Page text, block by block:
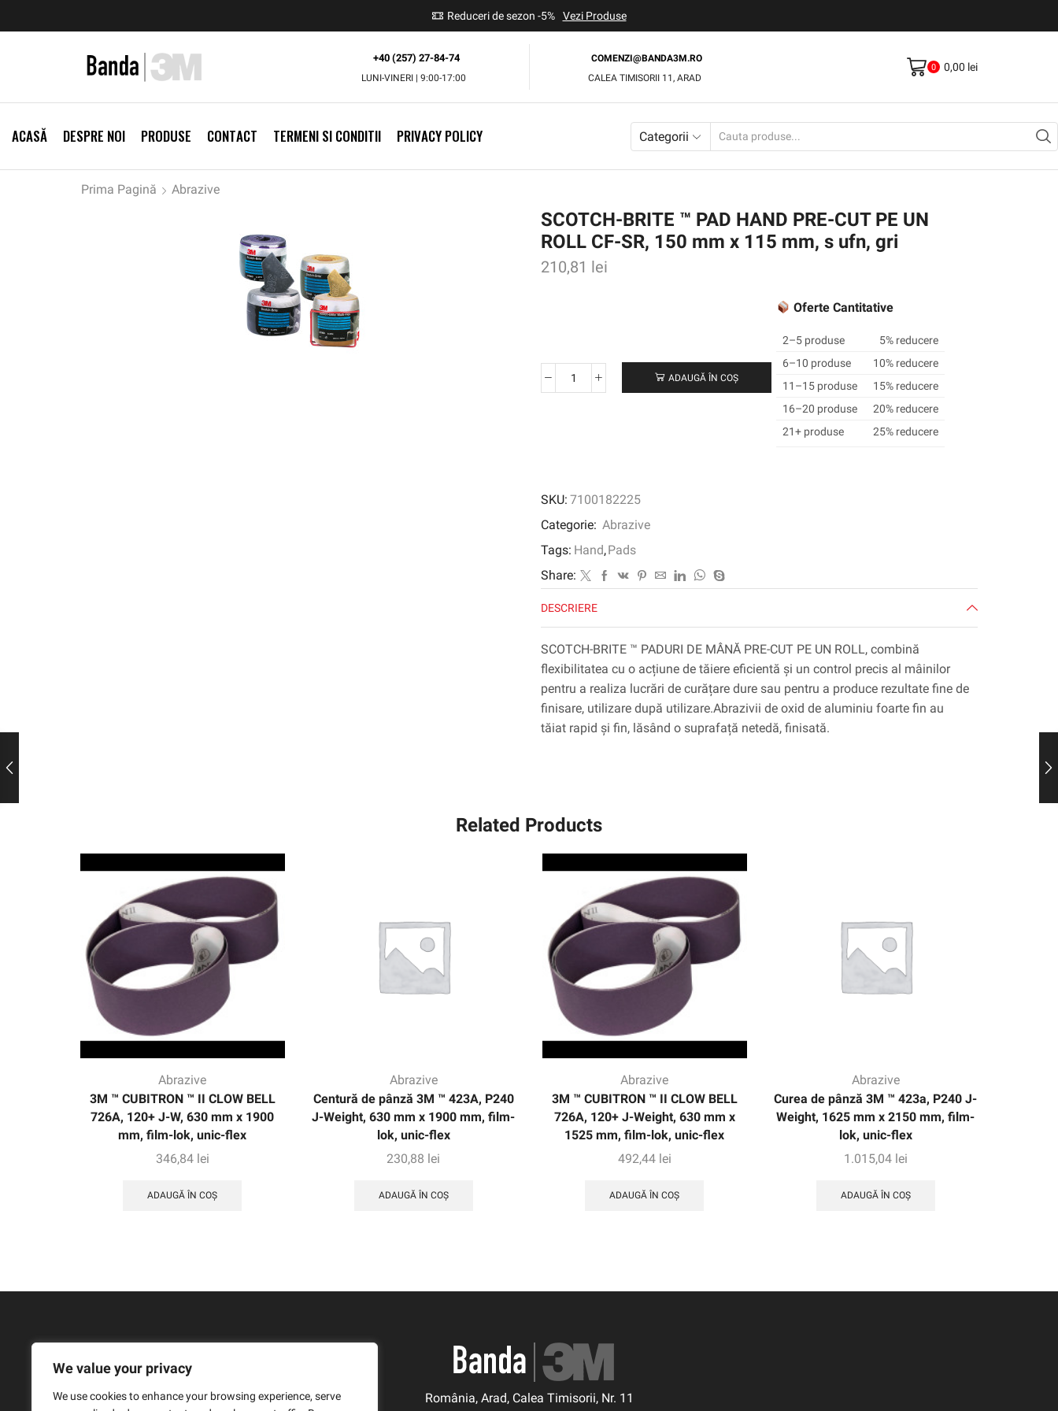
We value your privacy
We use cookies to enhance your browsing experience, serve
Reduceri de sezon -5% Vezi Produse
+40 (257) 27-84-74
LUNI-VINERI | 9:00-17:00
COMENZI@BANDA3M.RO
CALEA TIMISORII 11, ARAD
0 0,00 lei
ACASĂ DESPRE NOI PRODUSE CONTACT TERMENI SI CONDITII PRIVACY POLICY Categorii
Prima Pagină Abrazive
SCOTCH-BRITE ™ PAD HAND PRE-CUT PE UN
ROLL CF-SR, 150 mm x 115 mm, s ufn, gri
210,81 lei
Cantitate
CUT
PE
ROLL
CF-
SR,
150
mm
x
115
s
ufn,
gri
ADAUGĂ ÎN COȘ
Oferte Cantitative
2–5 produse
5% reducere
6–10 produse
10% reducere
11–15 produse
15% reducere
16–20 produse
20% reducere
21+ produse
25% reducere
SKU: 7100182225
Categorie: Abrazive
Tags: Hand,Pads
Share:
DESCRIERE
SCOTCH-BRITE ™ PADURI DE MÂNĂ PRE-CUT PE UN ROLL, combină
flexibilitatea cu o acțiune de tăiere eficientă și un control precis al mâinilor
pentru a realiza lucrări de curățare dure sau pentru a produce rezultate fine de
finisare, utilizare după utilizare.Abrazivii de oxid de aluminiu foarte fin au
tăiat rapid și fin, lăsând o suprafață netedă, finisată.
Related Products
Abrazive
3M ™ CUBITRON ™ II CLOW BELL
726A, 120+ J-W, 630 mm x 1900
mm, film-lok, unic-flex
346,84 lei
ADAUGĂ ÎN COȘ
Abrazive
Centură de pânză 3M ™ 423A, P240
J-Weight, 630 mm x 1900 mm, film-
lok, unic-flex
230,88 lei
ADAUGĂ ÎN COȘ
Abrazive
3M ™ CUBITRON ™ II CLOW BELL
726A, 120+ J-Weight, 630 mm x
1525 mm, film-lok, unic-flex
492,44 lei
ADAUGĂ ÎN COȘ
Abrazive
Curea de pânză 3M ™ 423a, P240 J-
Weight, 1625 mm x 2150 mm, film-
lok, unic-flex
1.015,04 lei
ADAUGĂ ÎN COȘ
România, Arad, Calea Timisorii, Nr. 11